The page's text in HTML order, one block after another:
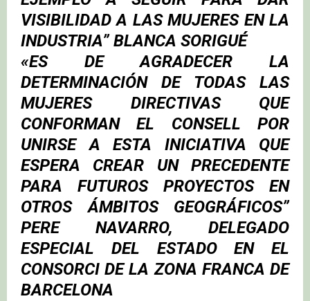
VISIBILIDAD A LAS MUJERES EN LA
INDUSTRIA” BLANCA SORIGUÉ
«ES DE AGRADECER LA
DETERMINACIÓN DE TODAS LAS
MUJERES DIRECTIVAS QUE
CONFORMAN EL CONSELL POR
UNIRSE A ESTA INICIATIVA QUE
ESPERA CREAR UN PRECEDENTE
PARA FUTUROS PROYECTOS EN
OTROS ÁMBITOS GEOGRÁFICOS”
PERE NAVARRO, DELEGADO
ESPECIAL DEL ESTADO EN EL
CONSORCI DE LA ZONA FRANCA DE
BARCELONA